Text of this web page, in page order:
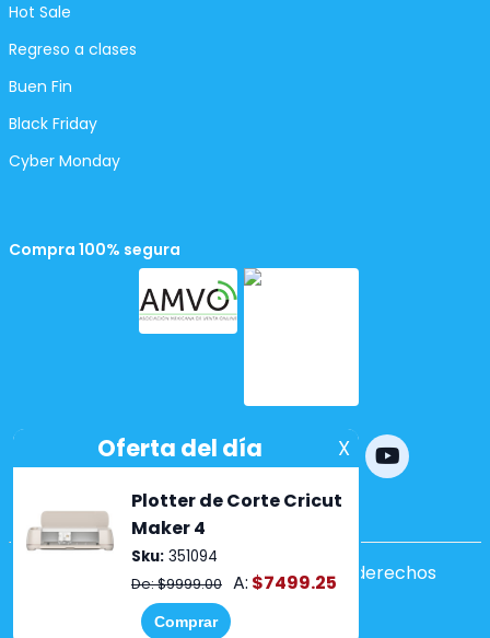
Hot Sale
Regreso a clases
Buen Fin
Black Friday
Cyber Monday
Compra 100% segura
Powered bynopCommerce
Copyright ©2026 Lumen. Todos los derechos
reservados.